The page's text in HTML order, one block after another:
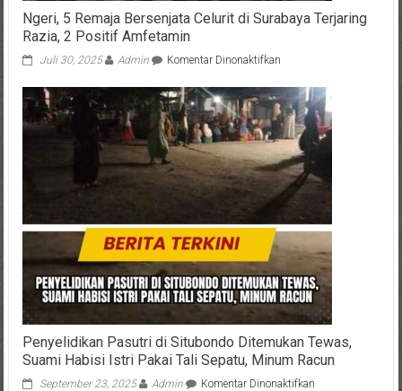
Ngeri, 5 Remaja Bersenjata Celurit di Surabaya Terjaring
Razia, 2 Positif Amfetamin
Juli 30, 2025 Admin Komentar Dinonaktifkanpada
5
Remaja
Bersenjata
Celurit
di
Surabaya
Terjaring
Positif
Amfetamin
Penyelidikan Pasutri di Situbondo Ditemukan Tewas,
Suami Habisi Istri Pakai Tali Sepatu, Minum Racun
September 23, 2025 Admin Komentar Dinonaktifkanpada